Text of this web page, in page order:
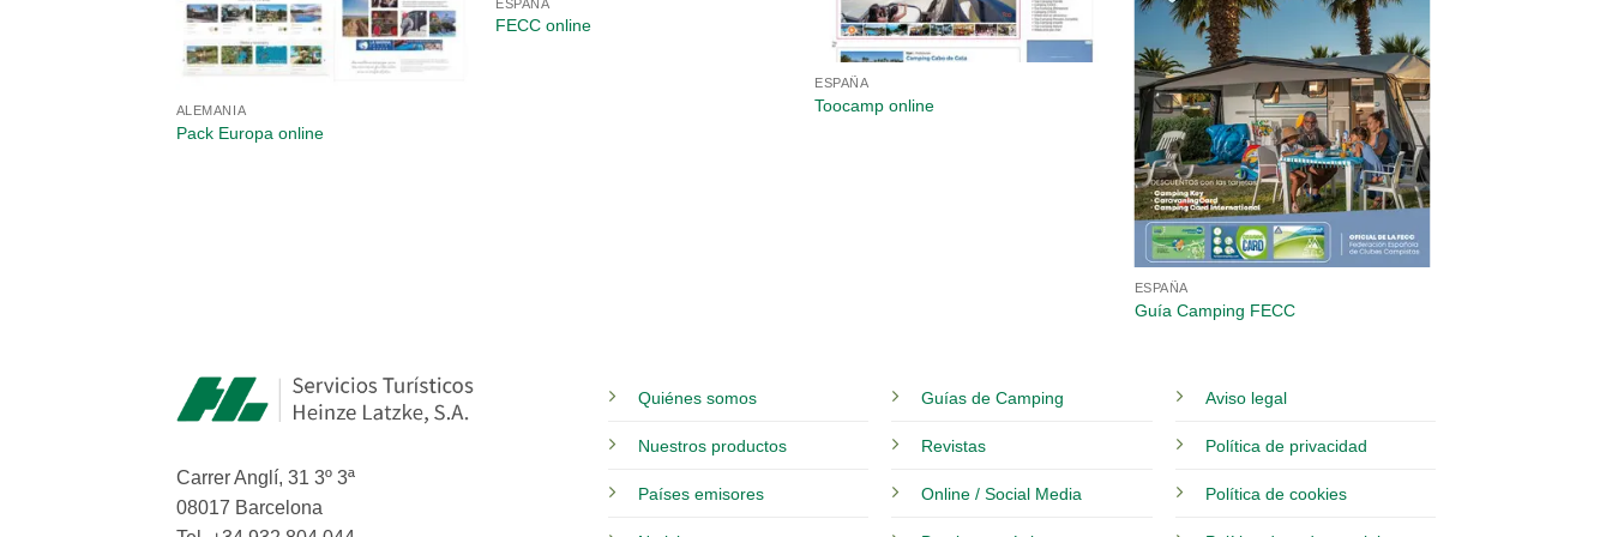
ALEMANIA
Pack Europa online
ESPAÑA
FECC online
ESPAÑA
Toocamp online
ESPAÑA
Guía Camping FECC
Carrer Anglí, 31 3º 3ª
08017 Barcelona
Quiénes somos
Nuestros productos
Países emisores
Guías de Camping
Revistas
Online / Social Media
Aviso legal
Política de privacidad
Política de cookies